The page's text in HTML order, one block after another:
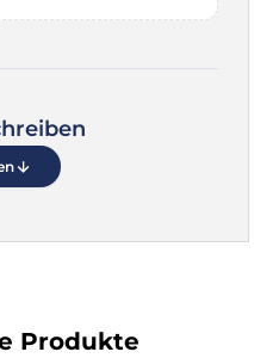
Produkte